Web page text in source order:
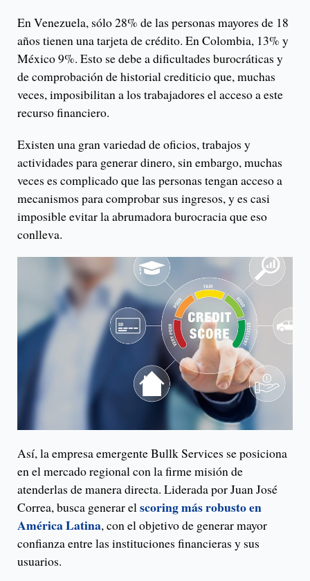
En Venezuela, sólo 28% de las personas mayores de 18
años tienen una tarjeta de crédito. En Colombia, 13% y
México 9%. Esto se debe a dificultades burocráticas y
de comprobación de historial crediticio que, muchas
veces, imposibilitan a los trabajadores el acceso a este
recurso financiero.
Existen una gran variedad de oficios, trabajos y
actividades para generar dinero, sin embargo, muchas
veces es complicado que las personas tengan acceso a
mecanismos para comprobar sus ingresos, y es casi
imposible evitar la abrumadora burocracia que eso
conlleva.
Así, la empresa emergente Bullk Services se posiciona
en el mercado regional con la firme misión de
atenderlas de manera directa. Liderada por Juan José
Correa, busca generar el scoring más robusto en
América Latina, con el objetivo de generar mayor
confianza entre las instituciones financieras y sus
usuarios.